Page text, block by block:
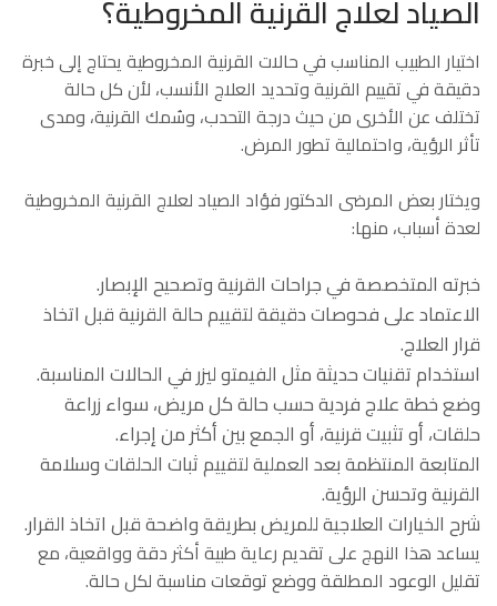
الصياد لعلاج القرنية المخروطية؟
اختيار الطبيب المناسب في حالات القرنية المخروطية يحتاج إلى خبرة
دقيقة في تقييم القرنية وتحديد العلاج الأنسب، لأن كل حالة
تختلف عن الأخرى من حيث درجة التحدب، وسُمك القرنية، ومدى
تأثر الرؤية، واحتمالية تطور المرض.
ويختار بعض المرضى الدكتور فؤاد الصياد لعلاج القرنية المخروطية
لعدة أسباب، منها:
خبرته المتخصصة في جراحات القرنية وتصحيح الإبصار.
الاعتماد على فحوصات دقيقة لتقييم حالة القرنية قبل اتخاذ
قرار العلاج.
استخدام تقنيات حديثة مثل الفيمتو ليزر في الحالات المناسبة.
وضع خطة علاج فردية حسب حالة كل مريض، سواء زراعة
حلقات، أو تثبيت قرنية، أو الجمع بين أكثر من إجراء.
المتابعة المنتظمة بعد العملية لتقييم ثبات الحلقات وسلامة
القرنية وتحسن الرؤية.
شرح الخيارات العلاجية للمريض بطريقة واضحة قبل اتخاذ القرار.
يساعد هذا النهج على تقديم رعاية طبية أكثر دقة وواقعية، مع
تقليل الوعود المطلقة ووضع توقعات مناسبة لكل حالة.